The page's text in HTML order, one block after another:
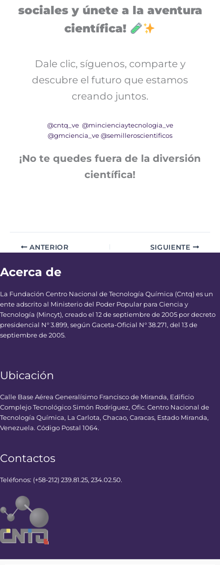
sociales y únete a la aventura
científica!
Dale clic, síguenos, comparte y
descubre el futuro que estamos
creando juntos.
@cntq_ve @mincienciaytecnologia_ve
@gmciencia_ve @semilleroscientificos
¡No te quedes fuera de la diversión
científica!
ANTERIOR SIGUIENTE
Acerca de
La Fundación Centro Nacional de Tecnología Química (Cntq) es un
ente adscrito al Ministerio del Poder Popular para Ciencia y
Tecnología (Mincyt), creado el 12 de septiembre de 2005 por decreto
presidencial N° 3.899, según Gaceta-Oficial N° 38.271, del 13 de
septiembre de 2005.
Ubicación
Calle Base Aérea Generalísimo Francisco de Miranda, Edificio
Complejo Tecnológico Simón Rodríguez, Ofic. Centro Nacional de
Tecnología Química, La Carlota, Chacao, Caracas, Estado Miranda,
Venezuela. Código Postal 1064.
Contactos
Teléfonos: (+58-212) 239.81.25, 234.02.50.